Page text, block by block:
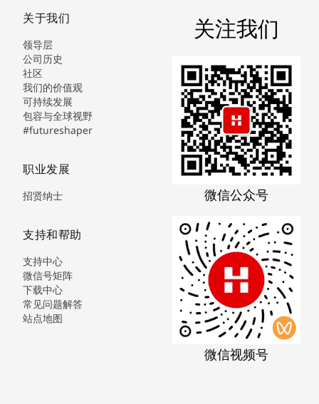
关于我们
领导层
公司历史
社区
我们的价值观
可持续发展
包容与全球视野
#futureshaper
职业发展
招贤纳士
支持和帮助
支持中心
微信号矩阵
下载中心
常见问题解答
站点地图
关注我们
微信公众号
微信视频号